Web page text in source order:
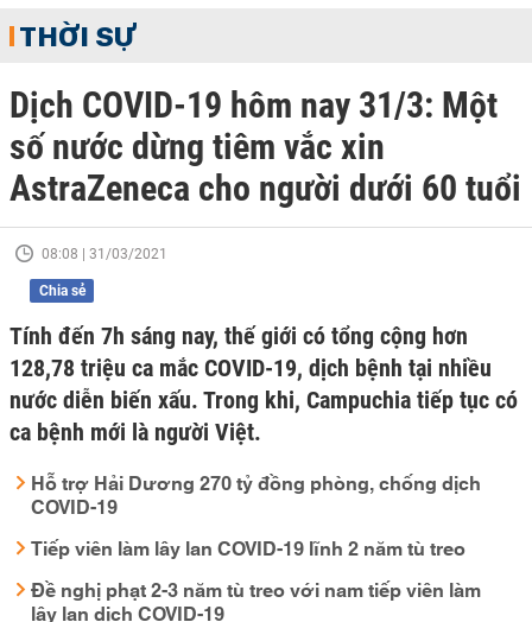
THỜI SỰ
Dịch COVID-19 hôm nay 31/3: Một
số nước dừng tiêm vắc xin
AstraZeneca cho người dưới 60 tuổi
08:08 | 31/03/2021
Chia sẻ
Tính đến 7h sáng nay, thế giới có tổng cộng hơn
128,78 triệu ca mắc COVID-19, dịch bệnh tại nhiều
nước diễn biến xấu. Trong khi, Campuchia tiếp tục có
ca bệnh mới là người Việt.
Hỗ trợ Hải Dương 270 tỷ đồng phòng, chống dịch
COVID-19
Tiếp viên làm lây lan COVID-19 lĩnh 2 năm tù treo
Đề nghị phạt 2-3 năm tù treo với nam tiếp viên làm
lây lan dịch COVID-19